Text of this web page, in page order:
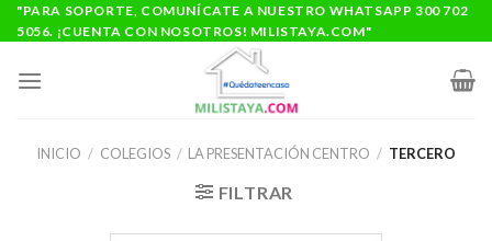
Saltar
al
"PARA SOPORTE, COMUNÍCATE A NUESTRO WHATSAPP 300 702
5056. ¡CUENTA CON NOSOTROS! MILISTAYA.COM"
INICIO / COLEGIOS / LA PRESENTACIÓN CENTRO / TERCERO
FILTRAR